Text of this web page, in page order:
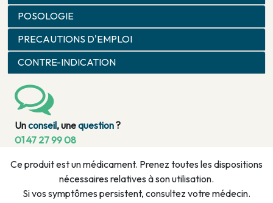
POSOLOGIE
PRECAUTIONS D'EMPLOI
CONTRE-INDICATION
Unconseil, unequestion?
01 47 27 99 08
Ce produit est un médicament. Prenez toutes les dispositions
nécessaires relatives à son utilisation.
Si vos symptômes persistent, consultez votre médecin.